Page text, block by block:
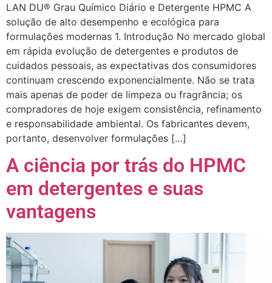
LAN DU® Grau Químico Diário e Detergente HPMC A
solução de alto desempenho e ecológica para
formulações modernas 1. Introdução No mercado global
em rápida evolução de detergentes e produtos de
cuidados pessoais, as expectativas dos consumidores
continuam crescendo exponencialmente. Não se trata
mais apenas de poder de limpeza ou fragrância; os
compradores de hoje exigem consistência, refinamento
e responsabilidade ambiental. Os fabricantes devem,
portanto, desenvolver formulações […]
A ciência por trás do HPMC
em detergentes e suas
vantagens